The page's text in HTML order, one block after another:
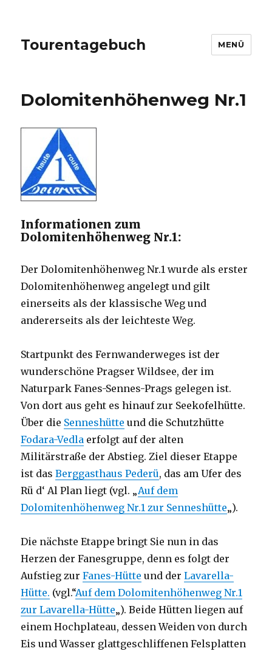
Tourentagebuch MENÜ
Dolomitenhöhenweg Nr.1
Informationen zum
Dolomitenhöhenweg Nr.1:
Der Dolomitenhöhenweg Nr.1 wurde als erster
Dolomitenhöhenweg angelegt und gilt
einerseits als der klassische Weg und
andererseits als der leichteste Weg.
Startpunkt des Fernwanderweges ist der
wunderschöne Pragser Wildsee, der im
Naturpark Fanes-Sennes-Prags gelegen ist.
Von dort aus geht es hinauf zur Seekofelhütte.
Über die Senneshütte und die Schutzhütte
Fodara-Vedla erfolgt auf der alten
Militärstraße der Abstieg. Ziel dieser Etappe
ist dasBerggasthaus Pederü, das am Ufer des
Rü d‘ Al Plan liegt (vgl. „Auf dem
Dolomitenhöhenweg Nr.1 zur Senneshütte„).
Die nächste Etappe bringt Sie nun in das
Herzen der Fanesgruppe, denn es folgt der
Aufstieg zurFanes-Hütte und derLavarella-
Hütte. (vgl.“Auf dem Dolomitenhöhenweg Nr.1
zur Lavarella-Hütte„). Beide Hütten liegen auf
einem Hochplateau, dessen Weiden von durch
Eis und Wasser glattgeschliffenen Felsplatten